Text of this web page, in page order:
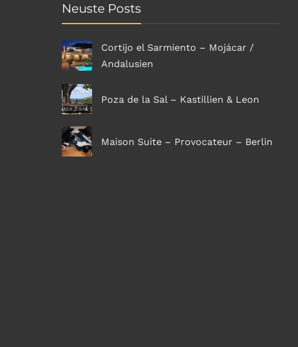
Neuste Posts
Cortijo el Sarmiento – Mojácar /
Andalusien
Poza de la Sal – Kastillien & Leon
Maison Suite – Provocateur – Berlin